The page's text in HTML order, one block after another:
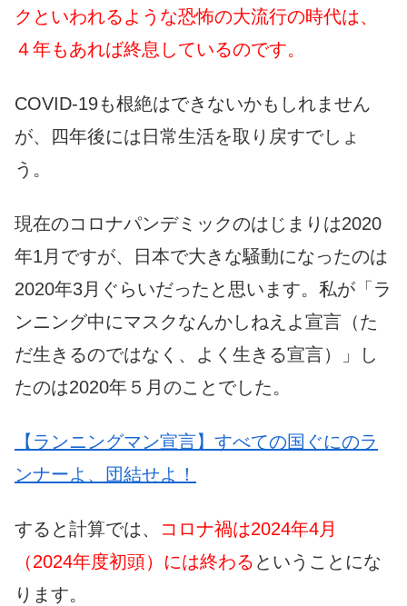
クといわれるような恐怖の大流行の時代は、
４年もあれば終息しているのです。
COVID-19も根絶はできないかもしれません
が、四年後には日常生活を取り戻すでしょ
う。
現在のコロナパンデミックのはじまりは2020
年1月ですが、日本で大きな騒動になったのは
2020年3月ぐらいだったと思います。私が「ラ
ンニング中にマスクなんかしねえよ宣言（た
だ生きるのではなく、よく生きる宣言）」し
たのは2020年５月のことでした。
【ランニングマン宣言】すべての国ぐにのラ
ンナーよ、団結せよ！
すると計算では、
コロナ禍は2024年4月
（2024年度初頭）には終わる ということにな
ります。